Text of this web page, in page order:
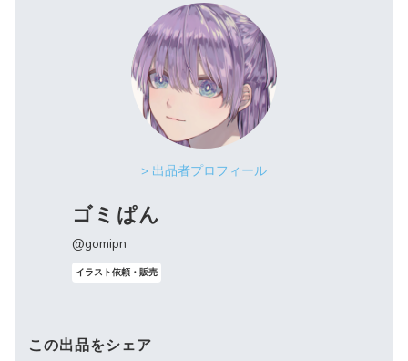
> 出品者プロフィール
ゴミぱん
@gomipn
イラスト依頼・販売
この出品をシェア